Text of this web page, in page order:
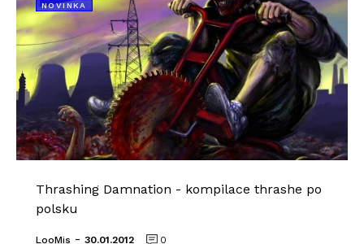
NOVINKA
Thrashing Damnation - kompilace thrashe po
polsku
LooMis - 30.01.2012 0